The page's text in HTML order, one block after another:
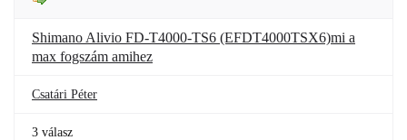
Shimano Alivio FD-T4000-TS6 (EFDT4000TSX6)mi a
max fogszám amihez
Csatári Péter
3 válasz